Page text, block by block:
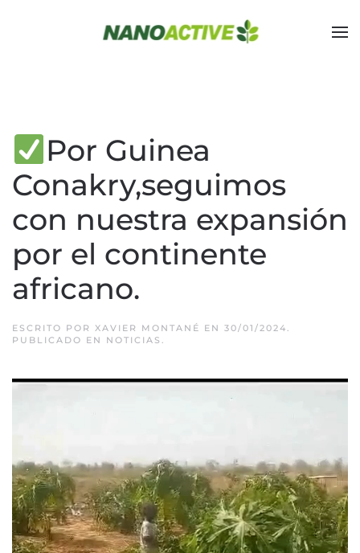
Skip to main content
Por Guinea
Conakry,seguimos
con nuestra expansión
por el continente
africano.
ESCRITO POR XAVIER MONTANÉ EN 30/01/2024.
PUBLICADO EN NOTICIAS .
Reproductor